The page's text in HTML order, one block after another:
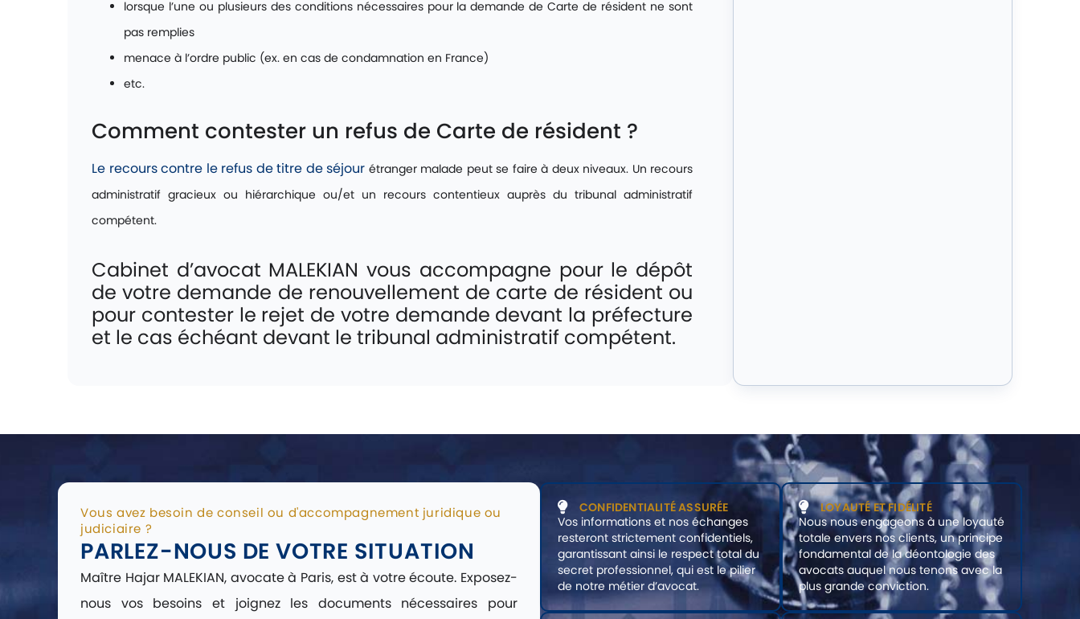
lorsque l’une ou plusieurs des conditions nécessaires pour la demande de Carte de résident ne sont
pas remplies
menace à l’ordre public (ex. en cas de condamnation en France)
etc.
Comment contester un refus de Carte de résident ?
Le recours contre le refus de titre de séjour étranger malade peut se faire à deux niveaux. Un recours
administratif gracieux ou hiérarchique ou/et un recours contentieux auprès du tribunal administratif
compétent.
Cabinet d’avocat MALEKIAN vous accompagne pour le dépôt
de votre demande de renouvellement de carte de résident ou
pour contester le rejet de votre demande devant la préfecture
et le cas échéant devant le tribunal administratif compétent.
Vous avez besoin de conseil ou d'accompagnement juridique ou
judiciaire ?
PARLEZ-NOUS DE VOTRE SITUATION
Maître Hajar MALEKIAN, avocate à Paris, est à votre écoute. Exposez-
nous vos besoins et joignez les documents nécessaires pour
CONFIDENTIALITÉ ASSURÉE
Vos informations et nos échanges
resteront strictement confidentiels,
garantissant ainsi le respect total du
secret professionnel, qui est le pilier
de notre métier d’avocat.
LOYAUTÉ ET FIDÉLITÉ
Nous nous engageons à une loyauté
totale envers nos clients, un principe
fondamental de la déontologie des
avocats auquel nous tenons avec la
plus grande conviction.